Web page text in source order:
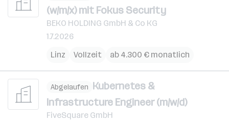
(w/m/x) mit Fokus Security
BEKO HOLDING GmbH & Co KG
1.7.2026
Linz
Vollzeit ab 4.300 € monatlich
Abgelaufen Kubernetes &
Infrastructure Engineer (m/w/d)
FiveSquare GmbH